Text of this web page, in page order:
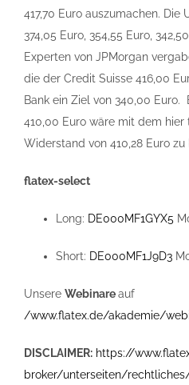
417,70 Euro auszumachen.
374,05 Euro, 354,55 Euro,
Experten von JPMorgan
die der Credit Suisse 416,00
Bank ein Ziel von 340,00 Euro.
410,00 Euro wäre mit dem
Widerstand von 410,28 Euro
flatex-select
Long: DE000MF1GYX5
Short: DE000MF1J9D3
Unsere Webinareauf
/www.flatex.de/akademie/
DISCLAIMER: https://
broker/unterseiten/